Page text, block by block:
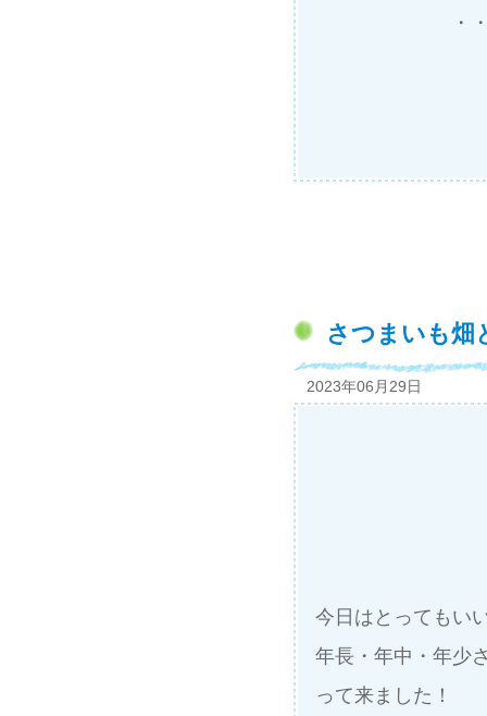
・
さつまいも畑
2023年06月29日
今日はとってもい
年長・年中・年少
って来ました！